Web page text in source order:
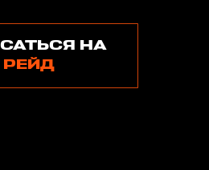
НА
РЕЙД